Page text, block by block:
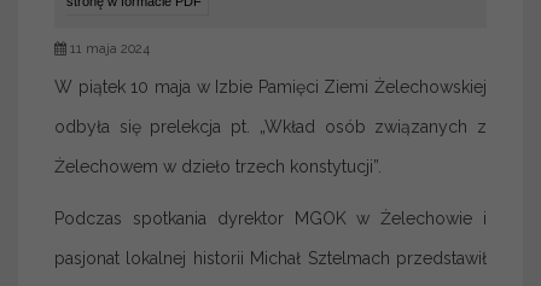
11 maja 2024
W piątek 10 maja w Izbie Pamięci Ziemi Żelechowskiej
odbyła się prelekcja pt. „Wkład osób związanych z
Żelechowem w dzieło trzech konstytucji”.
Podczas spotkania dyrektor MGOK w Żelechowie i
pasjonat lokalnej historii Michał Sztelmach przedstawił